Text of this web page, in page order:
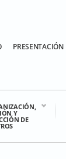
PRESENTACIÓN
Y
DE